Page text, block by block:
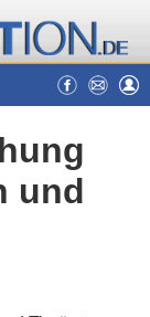
und